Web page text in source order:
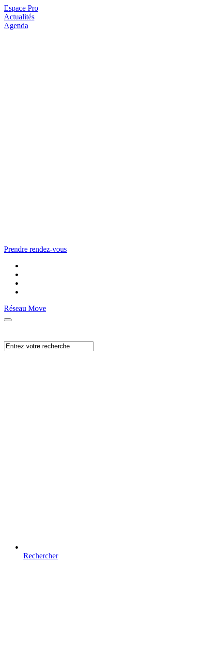
Espace Pro
Actualités
Agenda
Prendre rendez-vous
Réseau Move
Rechercher